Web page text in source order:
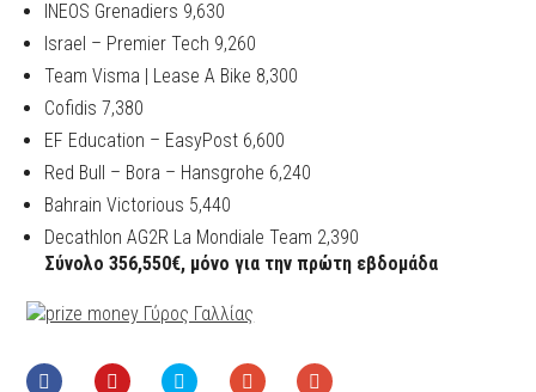
INEOS Grenadiers 9,630
Israel – Premier Tech 9,260
Team Visma | Lease A Bike 8,300
Cofidis 7,380
EF Education – EasyPost 6,600
Red Bull – Bora – Hansgrohe 6,240
Bahrain Victorious 5,440
Decathlon AG2R La Mondiale Team 2,390
Σύνολο 356,550€, μόνο για την πρώτη εβδομάδα